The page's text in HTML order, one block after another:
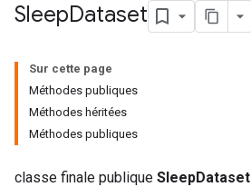
SleepDataset
Sur cette page
Méthodes publiques
Méthodes héritées
Méthodes publiques
classe finale publique SleepDataset